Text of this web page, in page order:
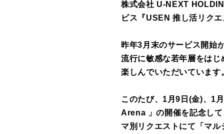
株式会社 U-NEXT
ビス『USEN 推し活リク
昨年3月末のサービス開始
流行に敏感な若年層をは
楽しんでいただいています
このたび、 1月9日(金)、1
Arena 」の開催を記念し
マ別リクエストにて「 マル